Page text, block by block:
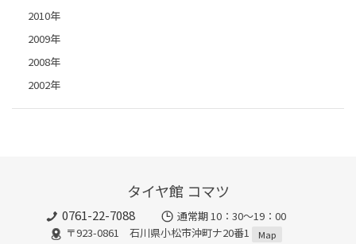
2010年
2009年
2008年
2002年
タイヤ館 コマツ
0761-22-7088
通常期 10：30～19：00
〒923-0861 石川県小松市沖町ナ20番1
Map